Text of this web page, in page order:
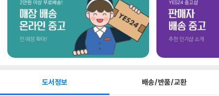
도서정보 배송/반품/교환